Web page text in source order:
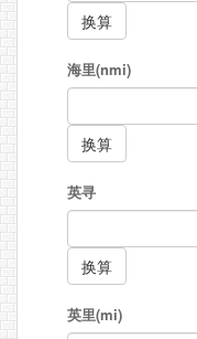
海里(nmi)
英寻
英里(mi)